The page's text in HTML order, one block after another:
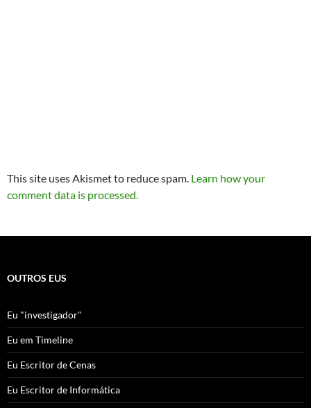
This site uses Akismet to reduce spam. Learn how your
comment data is processed.
OUTROS EUS
Eu "investigador"
Eu em Timeline
Eu Escritor de Cenas
Eu Escritor de Informática